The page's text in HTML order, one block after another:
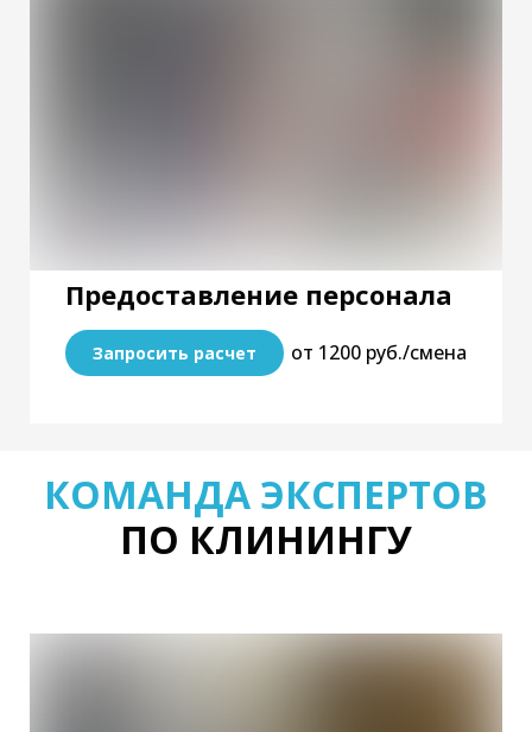
Предоставление персонала
Запросить расчет от 1200 руб./смена
КОМАНДА ЭКСПЕРТОВ
ПО КЛИНИНГУ